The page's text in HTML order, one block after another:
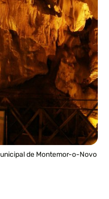
de Montemor-o-Novo